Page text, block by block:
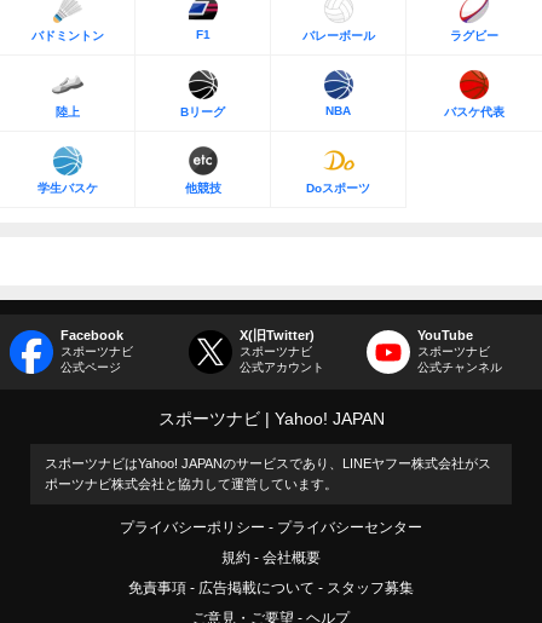
バドミントン F1 バレーボール ラグビー
陸上 Bリーグ NBA バスケ代表
学生バスケ 他競技 Doスポーツ
Facebook
スポーツナビ
公式ページ
X(旧Twitter)
スポーツナビ
公式アカウント
YouTube
スポーツナビ
公式チャンネル
スポーツナビ Yahoo! JAPAN
スポーツナビはYahoo! JAPANのサービスであり、LINEヤフー株式会社がス
ポーツナビ株式会社と協力して運営しています。
プライバシーポリシー
プライバシーセンター
規約
会社概要
免責事項
広告掲載について
スタッフ募集
ご意見・ご要望
ヘルプ